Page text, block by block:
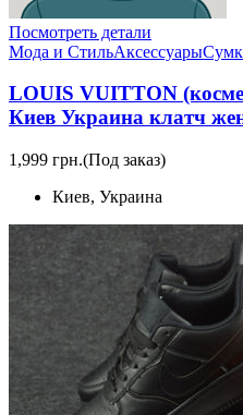
Посмотреть детали
Мода и СтильАксессуары
LOUIS VUITTON
Киев Украина клатч
1,999 грн.(Под заказ)
Киев, Украина